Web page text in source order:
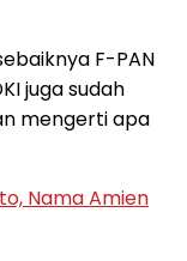
F-PAN
juga sudah
mengerti apa
Nama Amien